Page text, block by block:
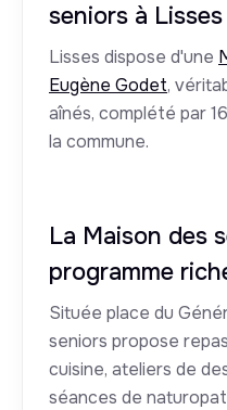
seniors à Lisses
Lisses dispose d'une
Eugène Godet,
aînés, complété par
la commune.
La Maison des
programme
Située place du
seniors propose
cuisine, ateliers de
séances de